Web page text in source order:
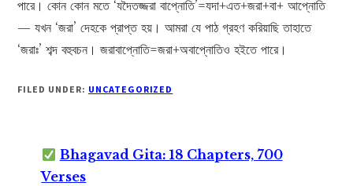
পারে। কোন কোন মতে ‘যদৈতজ্জরা বাপ্নোতি’=যদা+এত+জরা+বা+ আপ্নোতি
— যখন ‘জরা’ দেহকে প্রাপ্ত হয়। আমরা যে পাঠ গ্রহণ করিয়াছি তাহাতে
‘জরাঃ’ শব্দ বহুবচন। জরাবাপ্নোতি=জরা+অবাপ্নোতিও হইতে পারে।
FILED UNDER: UNCATEGORIZED
Bhagavad Gita: 18 Chapters, 700
Verses